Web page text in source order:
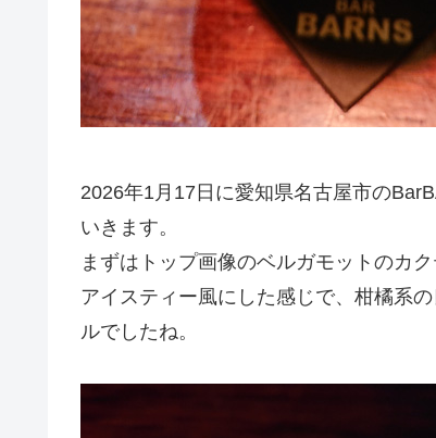
2026年1月17日に愛知県名古屋市の
いきます。
まずはトップ画像のベルガモットのカク
アイスティー風にした感じで、柑橘系
ルでしたね。